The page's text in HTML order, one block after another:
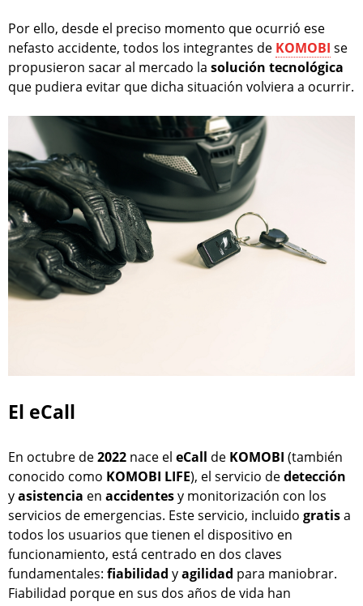
Por ello, desde el preciso momento que ocurrió ese
nefasto accidente, todos los integrantes de KOMOBI se
propusieron sacar al mercado la solución tecnológica
que pudiera evitar que dicha situación volviera a ocurrir.
El eCall
En octubre de2022 nace el eCall de KOMOBI (también
conocido como KOMOBI LIFE), el servicio dedetección
yasistencia en accidentesy monitorización con los
servicios de emergencias. Este servicio, incluido gratisa
todos los usuarios que tienen el dispositivo en
funcionamiento, está centrado en dos claves
fundamentales: fiabilidad yagilidad para maniobrar.
Fiabilidad porque en sus dos años de vida han